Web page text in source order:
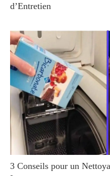
d’Entretien
3 Conseils pour un